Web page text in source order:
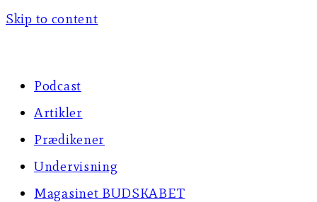
Skip to content
Podcast
Artikler
Prædikener
Undervisning
Magasinet BUDSKABET